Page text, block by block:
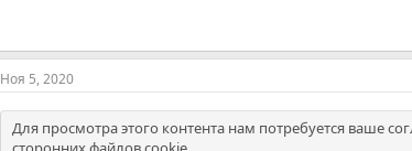
Ноя 5, 2020
Для просмотра этого контента нам потребуется ваше